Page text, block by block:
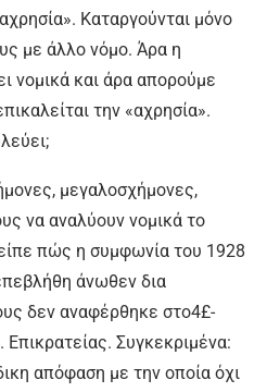
Καταργούνται μόνο
με άλλο νόμο. Άρα η
νομικά και άρα απορούμε
την «αχρησία».
μεγαλοσχήμονες,
να αναλύουν νομικά το
πώς η συμφωνία του 1928
άνωθεν δια
δεν αναφέρθηκε στο4£-
Συγκεκριμένα:
απόφαση με την οποία όχι